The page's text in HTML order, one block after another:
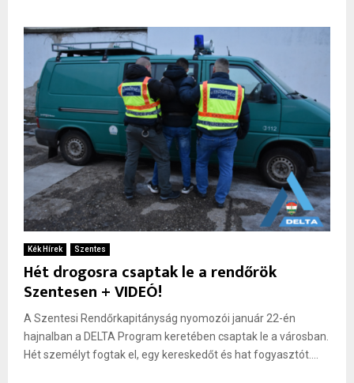
Kék Hírek Szentes
Hét drogosra csaptak le a rendőrök
Szentesen + VIDEÓ!
A Szentesi Rendőrkapitányság nyomozói január 22-én
hajnalban a DELTA Program keretében csaptak le a városban.
Hét személyt fogtak el, egy kereskedőt és hat fogyasztót....